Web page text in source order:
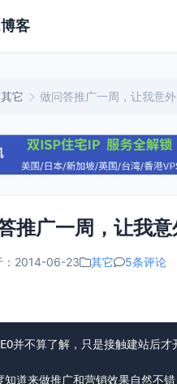
客
其它 做问答推广一周，让我意
推广一周，让我
：2014-06-23 其它 5条评论
并不算了解，只是接触建站后
知道来做推广和营销效果自然不